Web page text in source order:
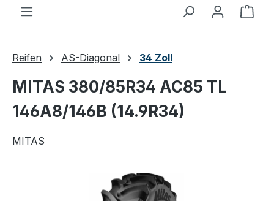
Reifen AS-Diagonal 34 Zoll
MITAS 380/85R34 AC85 TL
146A8/146B (14.9R34)
MITAS
Bildergalerie überspringen